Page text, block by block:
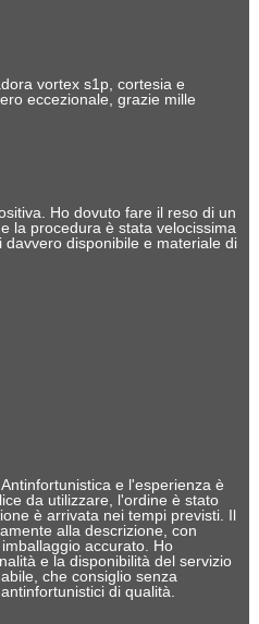
vortex s1p, cortesia e
eccezionale, grazie mille
Ho dovuto fare il reso di un
la procedura è stata velocissima
disponibile e materiale di
e l'esperienza è
da utilizzare, l'ordine è stato
è arrivata nei tempi previsti. Il
alla descrizione, con
accurato. Ho
e la disponibilità del servizio
che consiglio senza
di qualità.